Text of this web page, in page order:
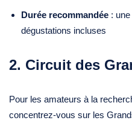
Durée recommandée :
dégustations incluses
2. Circuit des
Pour les amateurs à la
concentrez‑vous sur les